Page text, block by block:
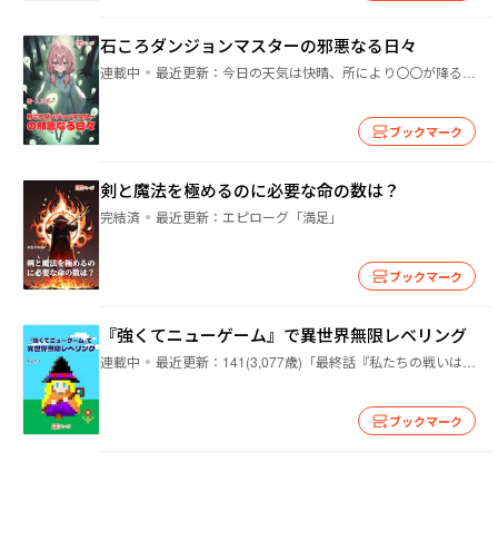
石ころダンジョンマスターの邪悪なる日々
連載中 最近更新： 今日の天気は快晴、所により〇〇が降るでしょう
ブックマーク
剣と魔法を極めるのに必要な命の数は？
完結済 最近更新： エピローグ「満足」
ブックマーク
『強くてニューゲーム』で異世界無限レベリング
連載中 最近更新： 141(3,077歳)「最終話『私たちの戦いはこれからだ！』」
ブックマーク